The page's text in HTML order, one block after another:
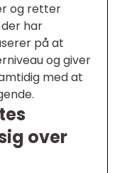
og retter
har
på at
og giver
med at
over